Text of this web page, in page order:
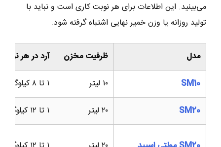
می‌بینید. این اطلاعات برای هر نوبت کاری است و نباید با
تولید روزانه یا وزن خمیر نهایی اشتباه گرفته شود.
مدل ظرفیت مخزن آرد در هر نوبت
SM10 ۱۰ لیتر ۱ تا ۸ کیلوگرم
SM20 ۲۰ لیتر ۱ تا ۱۲ کیلوگرم